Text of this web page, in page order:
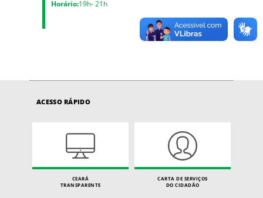
Horário:19h- 21h
ACESSO RÁPIDO
CEARÁ
TRANSPARENTE
CARTA DE SERVIÇOS
DO CIDADÃO